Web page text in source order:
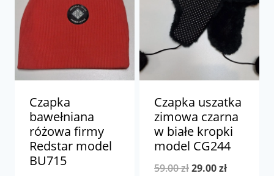
Czapka
bawełniana
różowa firmy
Redstar model
BU715
Czapka uszatka
zimowa czarna
w białe kropki
model CG244
59.00złPierwotna
29.00złAktualna